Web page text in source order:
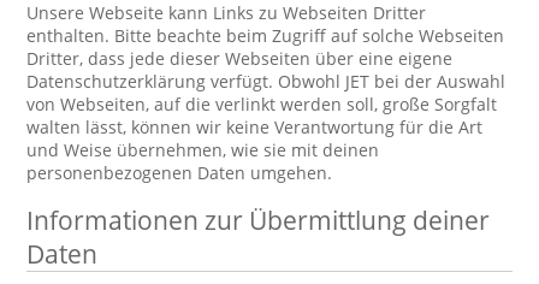
Unsere Webseite kann Links zu Webseiten Dritter
enthalten. Bitte beachte beim Zugriff auf solche Webseiten
Dritter, dass jede dieser Webseiten über eine eigene
Datenschutzerklärung verfügt. Obwohl JET bei der Auswahl
von Webseiten, auf die verlinkt werden soll, große Sorgfalt
walten lässt, können wir keine Verantwortung für die Art
und Weise übernehmen, wie sie mit deinen
personenbezogenen Daten umgehen.
Informationen zur Übermittlung deiner
Daten